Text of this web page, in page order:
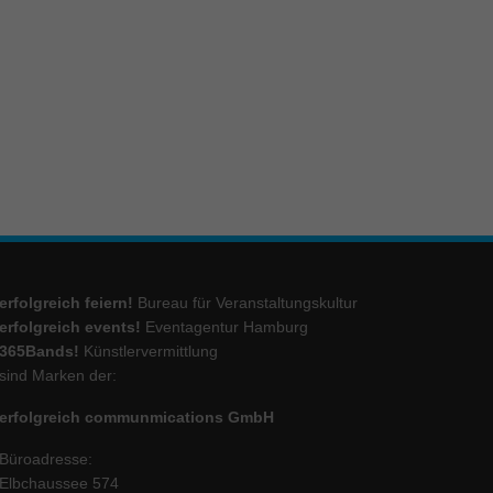
erfolgreich feiern! Bureau für Veranstaltungskultur
erfolgreich events! Eventagentur Hamburg
365Bands! Künstlervermittlung
sind Marken der:
erfolgreich communmications GmbH
Büroadresse:
Elbchaussee 574